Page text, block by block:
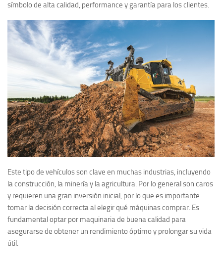
símbolo de alta calidad, performance y garantía para los clientes.
Este tipo de vehículos son clave en muchas industrias, incluyendo
la construcción, la minería y la agricultura. Por lo general son caros
y requieren una gran inversión inicial, por lo que es importante
tomar la decisión correcta al elegir qué máquinas comprar. Es
fundamental optar por maquinaria de buena calidad para
asegurarse de obtener un rendimiento óptimo y prolongar su vida
útil.